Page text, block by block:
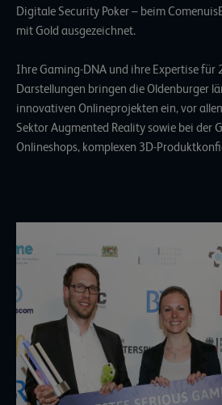
Digitale Security Poker – beim
mit Gold ausgezeichnet.
Ihre Gaming-DNA und ihre Expertise für
Darstellungen bringen die Oldenburger
innovativen Onlineprojekten ein, vor
Sektor Augmented Reality sowie bei der
Onlineshops, komplexen 3D-